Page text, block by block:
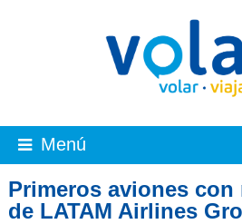
Menú
Primeros aviones con
de LATAM Airlines